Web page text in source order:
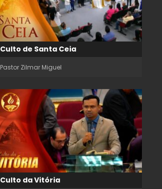
Culto de Santa Ceia
Pastor Zilmar Miguel
Culto da Vitória